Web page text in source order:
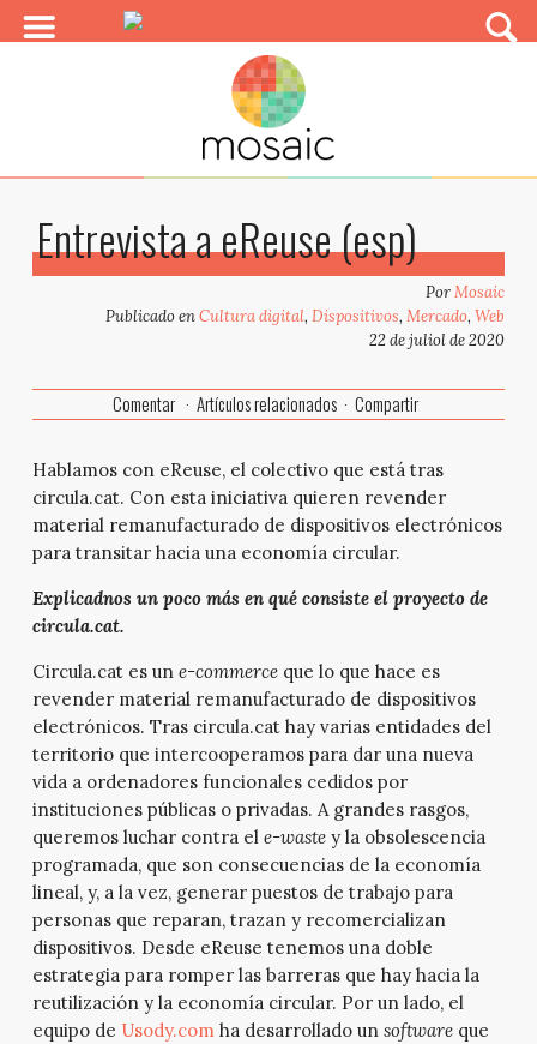
Entrevista a eReuse (esp)
PorMosaic
Publicado enCultura digital,Dispositivos,Mercado,Web
22 de juliol de 2020
Comentar Artículos relacionados Compartir
Hablamos con eReuse, el colectivo que está tras
circula.cat. Con esta iniciativa quieren revender
material remanufacturado de dispositivos electrónicos
para transitar hacia una economía circular.
Explicadnos un poco más en qué consiste el proyecto de
circula.cat.
Circula.cat es un e-commerceque lo que hace es
revender material remanufacturado de dispositivos
electrónicos. Tras circula.cat hay varias entidades del
territorio que intercooperamos para dar una nueva
vida a ordenadores funcionales cedidos por
instituciones públicas o privadas. A grandes rasgos,
queremos luchar contra el e-wastey la obsolescencia
programada, que son consecuencias de la economía
lineal, y, a la vez, generar puestos de trabajo para
personas que reparan, trazan y recomercializan
dispositivos. Desde eReuse tenemos una doble
estrategia para romper las barreras que hay hacia la
reutilización y la economía circular. Por un lado, el
equipo de Usody.com ha desarrollado un softwareque